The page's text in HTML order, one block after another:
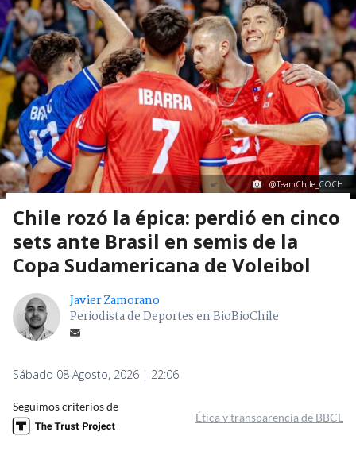
@TeamChile_COCH
Chile rozó la épica: perdió en cinco
sets ante Brasil en semis de la
Copa Sudamericana de Voleibol
Javier Zamorano
Periodista de Deportes en BioBioChile
Sábado 08 Agosto, 2026 | 22:06
Seguimos criterios de
Ética y transparencia de BBCL